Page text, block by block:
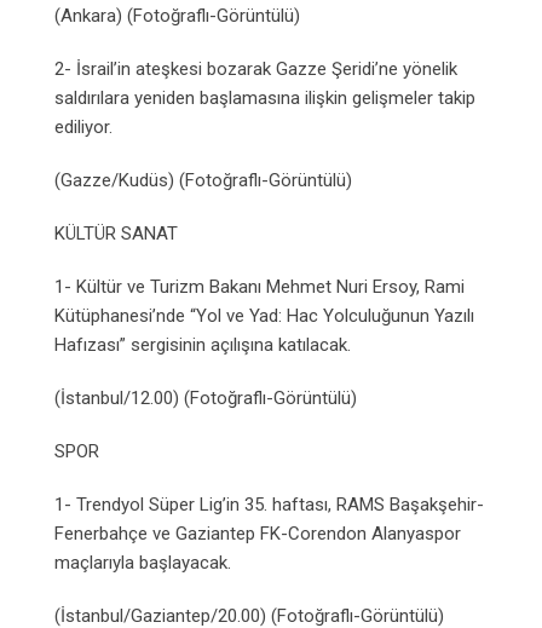
(Ankara) (Fotoğraflı-Görüntülü)
2- İsrail’in ateşkesi bozarak Gazze Şeridi’ne yönelik
saldırılara yeniden başlamasına ilişkin gelişmeler takip
ediliyor.
(Gazze/Kudüs) (Fotoğraflı-Görüntülü)
KÜLTÜR SANAT
1- Kültür ve Turizm Bakanı Mehmet Nuri Ersoy, Rami
Kütüphanesi’nde “Yol ve Yad: Hac Yolculuğunun Yazılı
Hafızası” sergisinin açılışına katılacak.
(İstanbul/12.00) (Fotoğraflı-Görüntülü)
SPOR
1- Trendyol Süper Lig’in 35. haftası, RAMS Başakşehir-
Fenerbahçe ve Gaziantep FK-Corendon Alanyaspor
maçlarıyla başlayacak.
(İstanbul/Gaziantep/20.00) (Fotoğraflı-Görüntülü)